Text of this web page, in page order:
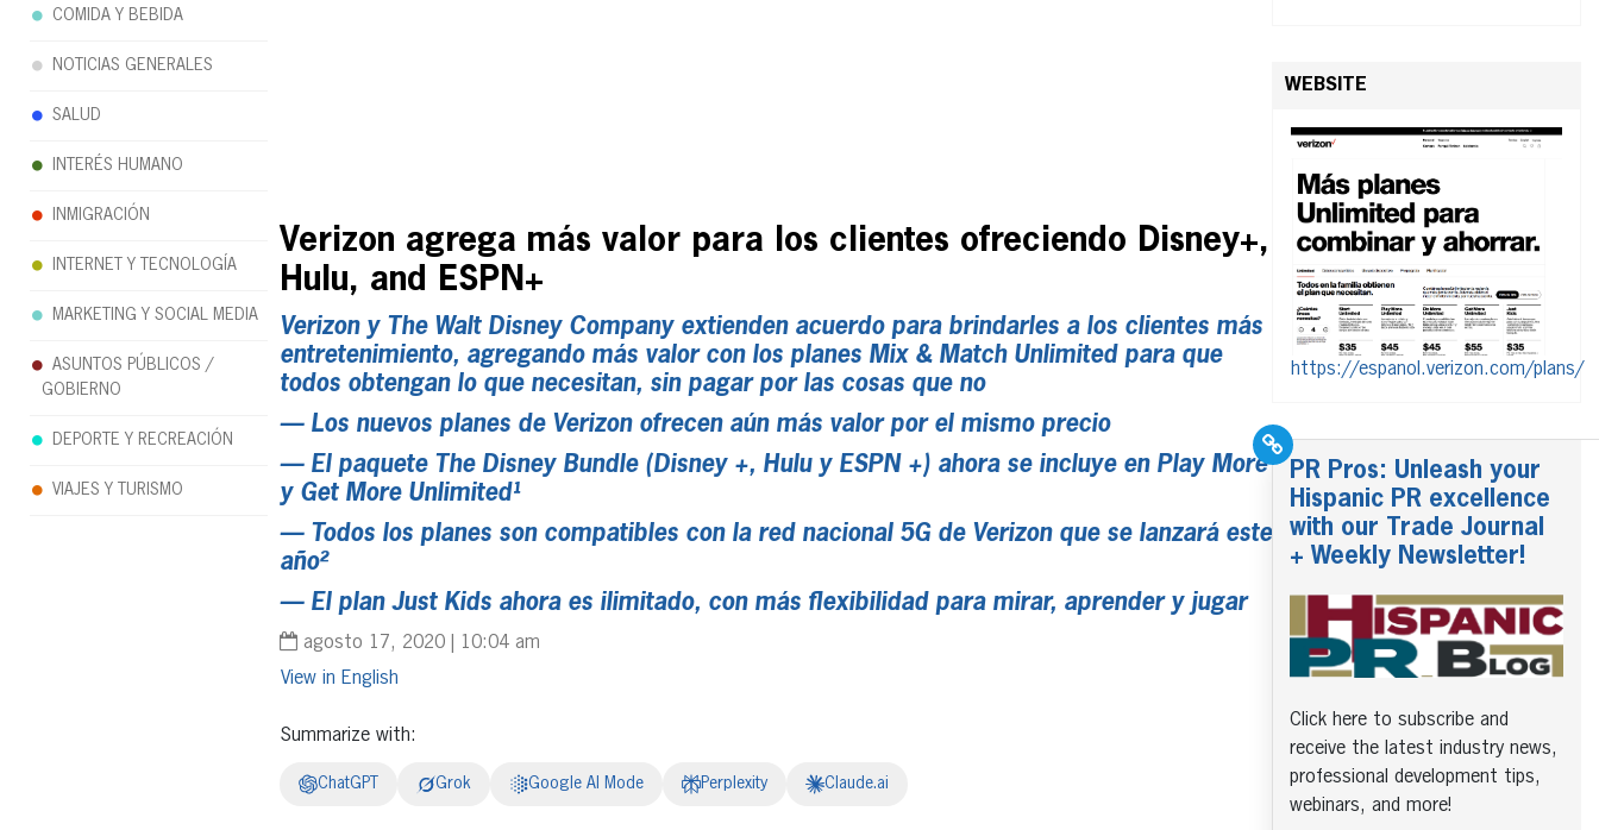
Verizon agrega más valor para los clientes ofreciendo Disney+,
Hulu, and ESPN+
Verizon y The Walt Disney Company extienden acuerdo para brindarles a los clientes más
entretenimiento, agregando más valor con los planes Mix & Match Unlimited para que
todos obtengan lo que necesitan, sin pagar por las cosas que no
— Los nuevos planes de Verizon ofrecen aún más valor por el mismo precio
— El paquete The Disney Bundle (Disney +, Hulu y ESPN +) ahora se incluye en Play More
y Get More Unlimited¹
— Todos los planes son compatibles con la red nacional 5G de Verizon que se lanzará este
año²
— El plan Just Kids ahora es ilimitado, con más flexibilidad para mirar, aprender y jugar
agosto 17, 2020 | 10:04 am
English
Summarize with:
ChatGPT Grok Google AI Mode Perplexity Claude.ai
WEBSITE
https://espanol.verizon.com/plans/
PR Pros: Unleash your
Hispanic PR excellence
with our Trade Journal
+ Weekly Newsletter!
Click here to subscribe and
receive the latest industry news,
professional development tips,
webinars, and more!
COMIDA Y BEBIDA
NOTICIAS GENERALES
SALUD
INTERÉS HUMANO
INMIGRACIÓN
INTERNET Y TECNOLOGÍA
MARKETING Y SOCIAL MEDIA
ASUNTOS PÚBLICOS /
GOBIERNO
DEPORTE Y RECREACIÓN
VIAJES Y TURISMO